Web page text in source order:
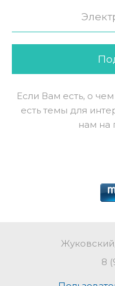
Если Вам есть, о
есть темы для
нам на
8